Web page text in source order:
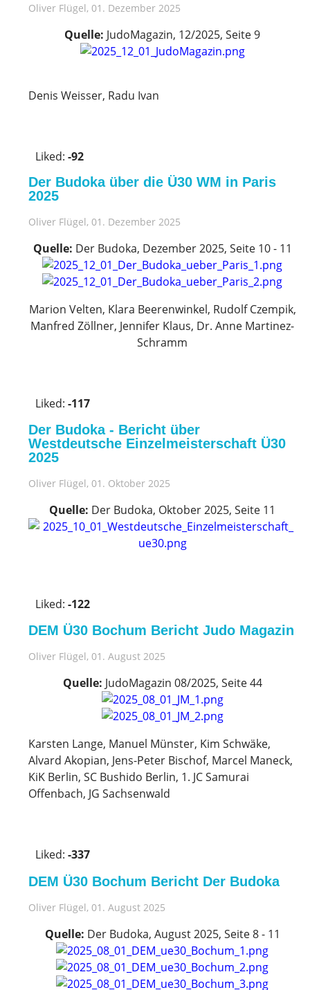
p
Oliver Flügel, 01. Dezember 2025
Quelle: JudoMagazin, 12/2025, Seite 9
Denis Weisser, Radu Ivan
t
e
u
!
Liked: -92
Der Budoka über die Ü30 WM in Paris
2025
Oliver Flügel, 01. Dezember 2025
Quelle: Der Budoka, Dezember 2025, Seite 10 - 11
Marion Velten, Klara Beerenwinkel, Rudolf Czempik,
Manfred Zöllner, Jennifer Klaus, Dr. Anne Martinez-
Schramm
t
e
u
p
Liked: -117
Der Budoka - Bericht über
Westdeutsche Einzelmeisterschaft Ü30
2025
Oliver Flügel, 01. Oktober 2025
Quelle: Der Budoka, Oktober 2025, Seite 11
t
e
u
p
Liked: -122
DEM Ü30 Bochum Bericht Judo Magazin
Oliver Flügel, 01. August 2025
Quelle: JudoMagazin 08/2025, Seite 44
Karsten Lange, Manuel Münster, Kim Schwäke,
Alvard Akopian, Jens-Peter Bischof, Marcel Maneck,
KiK Berlin, SC Bushido Berlin, 1. JC Samurai
Offenbach, JG Sachsenwald
t
e
u
p
Liked: -337
DEM Ü30 Bochum Bericht Der Budoka
Oliver Flügel, 01. August 2025
Quelle: Der Budoka, August 2025, Seite 8 - 11